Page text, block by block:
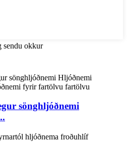
sendu okkur
sönghljóðnemi